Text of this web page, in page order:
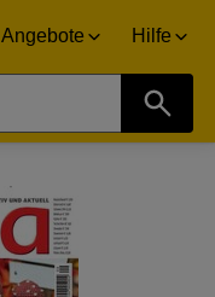
Angebote Hilfe